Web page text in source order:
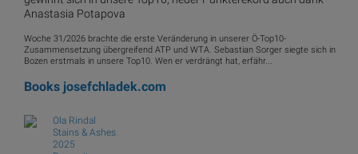
Anastasia Potapova
Woche 31/2026 brachte die erste Veränderung in unserer Ö-Top10-
Zusammensetzung übergreifend ATP und WTA. Sebastian Sorger siegte sich in
Bozen erstmals in unsere Top10. Wen er verdrängt hat, erfähr...
Books josefchladek.com
Ola Rindal
Stains & Ashes
2025